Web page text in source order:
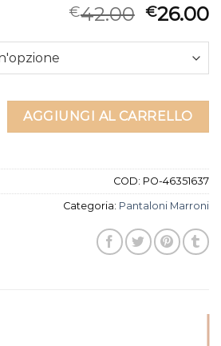
€42.00 €26.00
quantità
AGGIUNGI AL CARRELLO
COD: PO-46351637
Categoria: Pantaloni Marroni